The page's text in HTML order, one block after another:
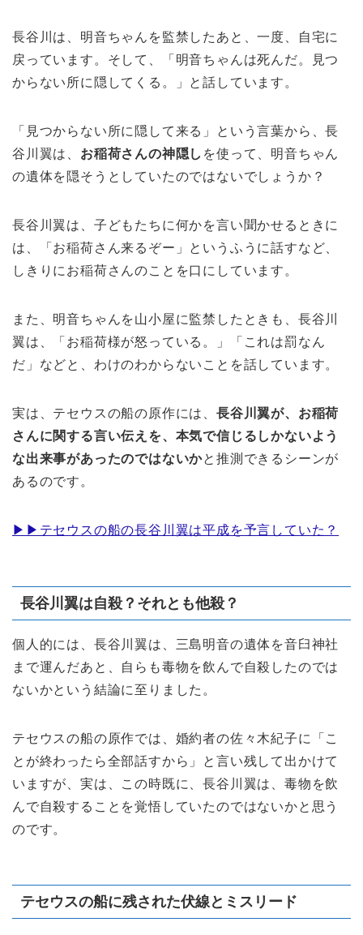
長谷川は、明音ちゃんを監禁したあと、一度、自宅に
戻っています。そして、「明音ちゃんは死んだ。見つ
からない所に隠してくる。」と話しています。
「見つからない所に隠して来る」という言葉から、長
谷川翼は、 お稲荷さんの神隠し を使って、明音ちゃん
の遺体を隠そうとしていたのではないでしょうか？
長谷川翼は、子どもたちに何かを言い聞かせるときに
は、「お稲荷さん来るぞー」というふうに話すなど、
しきりにお稲荷さんのことを口にしています。
また、明音ちゃんを山小屋に監禁したときも、長谷川
翼は、「お稲荷様が怒っている。」「これは罰なん
だ」などと、わけのわからないことを話しています。
実は、テセウスの船の原作には、 長谷川翼が、お稲荷
さんに関する言い伝えを、本気で信じるしかないよう
な出来事があったのではないかと推測できるシーンが
あるのです。
▶︎▶︎テセウスの船の長谷川翼は平成を予言していた？
長谷川翼は自殺？それとも他殺？
個人的には、長谷川翼は、三島明音の遺体を音臼神社
まで運んだあと、自らも毒物を飲んで自殺したのでは
ないかという結論に至りました。
テセウスの船の原作では、婚約者の佐々木紀子に「こ
とが終わったら全部話すから」と言い残して出かけて
いますが、実は、この時既に、長谷川翼は、毒物を飲
んで自殺することを覚悟していたのではないかと思う
のです。
テセウスの船に残された伏線とミスリード